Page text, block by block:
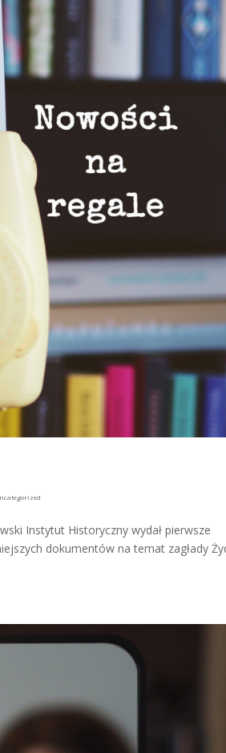
Instytut Historyczny wydał pierwsze
dokumentów na temat zagłady